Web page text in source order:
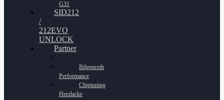
G31
SID212
/
212EVO
UNLOCK
Partner
Bilgenroth
Performance
Chiptuning
Herzlacke